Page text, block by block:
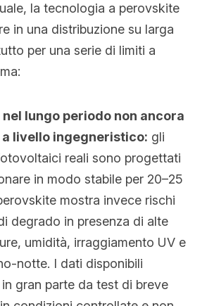
la tecnologia a perovskite
in una distribuzione su larga
per una serie di limiti a
lungo periodo non ancora
livello ingegneristico: gli
reali sono progettati
in modo stabile per 20–25
mostra invece rischi
degrado in presenza di alte
umidità, irraggiamento UV e
notte. I dati disponibili
gran parte da test di breve